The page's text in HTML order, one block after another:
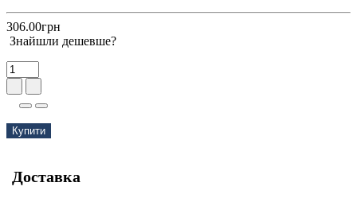
306.00грн
Знайшли дешевше?
Купити
Доставка